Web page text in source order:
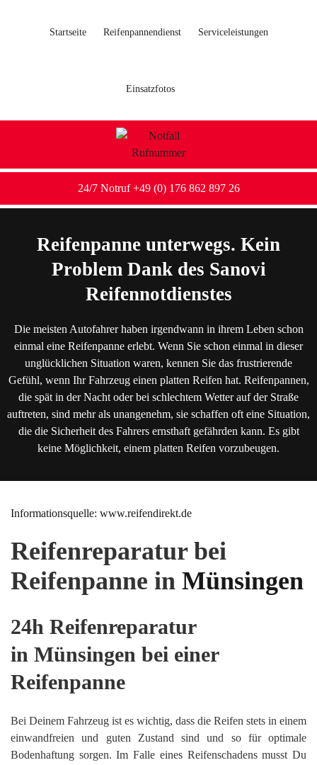
Startseite Reifenpannendienst Serviceleistungen
Einsatzfotos
24/7 Notruf +49 (0) 176 862 897 26
Reifenpanne unterwegs. Kein
Problem Dank des Sanovi
Reifennotdienstes
Die meisten Autofahrer haben irgendwann in ihrem Leben schon
einmal eine Reifenpanne erlebt. Wenn Sie schon einmal in dieser
unglücklichen Situation waren, kennen Sie das frustrierende
Gefühl, wenn Ihr Fahrzeug einen platten Reifen hat. Reifenpannen,
die spät in der Nacht oder bei schlechtem Wetter auf der Straße
auftreten, sind mehr als unangenehm, sie schaffen oft eine Situation,
die die Sicherheit des Fahrers ernsthaft gefährden kann. Es gibt
keine Möglichkeit, einem platten Reifen vorzubeugen.
Informationsquelle: www.reifendirekt.de
Reifenreparatur bei
Reifenpanne in Münsingen
24h Reifenreparatur
in Münsingen bei einer
Reifenpanne
Bei Deinem Fahrzeug ist es wichtig, dass die Reifen stets in einem
einwandfreien und guten Zustand sind und so für optimale
Bodenhaftung sorgen. Im Falle eines Reifenschadens musst Du